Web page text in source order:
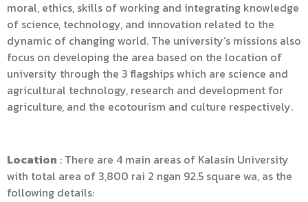
moral, ethics, skills of working and integrating knowledge
of science, technology, and innovation related to the
dynamic of changing world. The university’s missions also
focus on developing the area based on the location of
university through the 3 flagships which are science and
agricultural technology, research and development for
agriculture, and the ecotourism and culture respectively.
Location : There are 4 main areas of Kalasin University
with total area of 3,800 rai 2 ngan 92.5 square wa, as the
following details: